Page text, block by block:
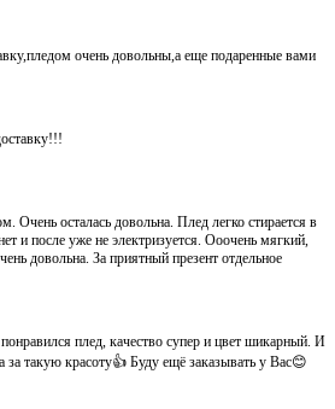
очень довольны,а еще подаренные вами
Очень осталась довольна. Плед легко стирается в
и после уже не электризуется. Ооочень мягкий,
довольна. За приятный презент отдельное
плед, качество супер и цвет шикарный. И
за такую красоту👍 Буду ещё заказывать у Вас😊